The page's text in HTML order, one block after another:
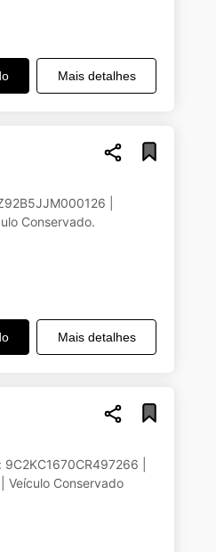
Mais detalhes
|
Conservado.
Mais detalhes
|
Veículo Conservado